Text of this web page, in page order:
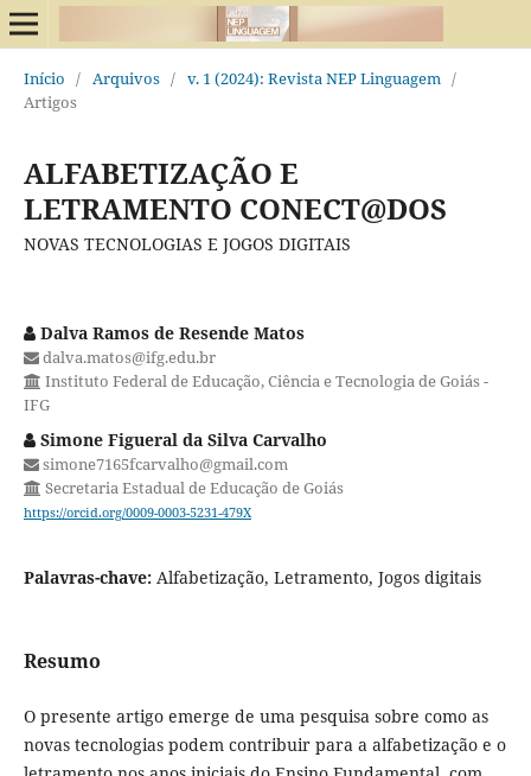
Início / Arquivos / v. 1 (2024): Revista NEP Linguagem /
Artigos
ALFABETIZAÇÃO E
LETRAMENTO CONECT@DOS
NOVAS TECNOLOGIAS E JOGOS DIGITAIS
Dalva Ramos de Resende Matos
dalva.matos@ifg.edu.br
Instituto Federal de Educação, Ciência e Tecnologia de Goiás -
IFG
Simone Figueral da Silva Carvalho
simone7165fcarvalho@gmail.com
Secretaria Estadual de Educação de Goiás
https://orcid.org/0009-0003-5231-479X
Palavras-chave: Alfabetização, Letramento, Jogos digitais
Resumo
O presente artigo emerge de uma pesquisa sobre como as
novas tecnologias podem contribuir para a alfabetização e o